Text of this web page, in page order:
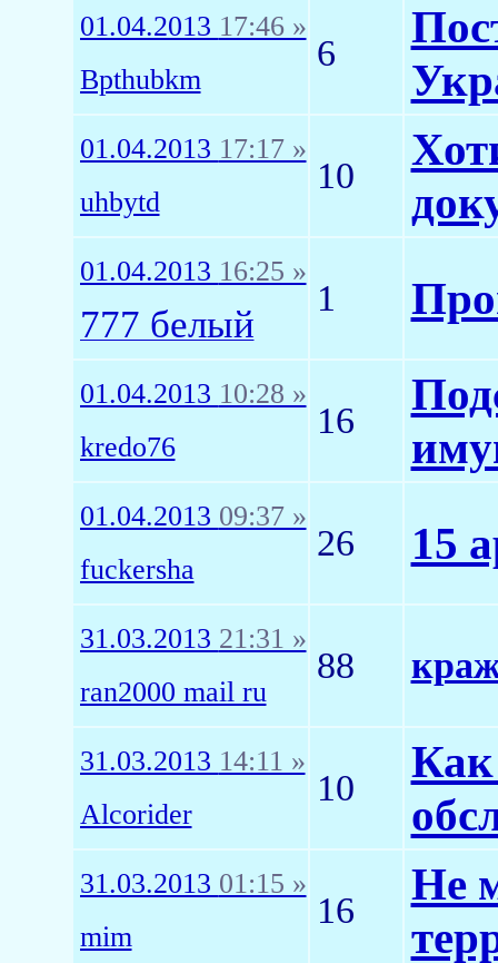
01.04.2013 17:46 »
Bpthubkm
6
01.04.2013 17:17 »
uhbytd
10
01.04.2013 16:25 »
777 белый
1
01.04.2013 10:28 »
kredo76
16
01.04.2013 09:37 »
fuckersha
26 15
31.03.2013 21:31 »
ran2000 mail ru
88
31.03.2013 14:11 »
Alcorider
10
Как
31.03.2013 01:15 »
mim
16
Не